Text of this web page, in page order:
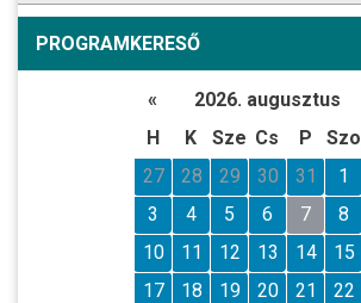
PROGRAMKERESŐ
« 2026. augusztus
H
K Sze Cs P Szo
27
28 29 30 31 1
3
4 5 6 7 8
10
11 12 13 14 15
17
18 19 20 21 22